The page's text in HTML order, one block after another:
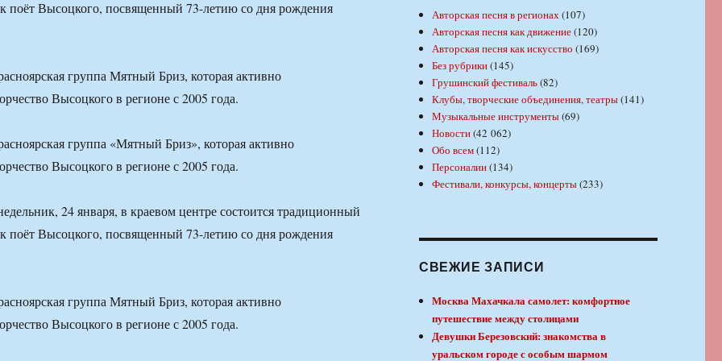
поёт Высоцкого, посвященный 73-летию со дня рождения
группа Мятный Бриз, которая активно
Высоцкого в регионе с 2005 года.
группа «Мятный Бриз», которая активно
Высоцкого в регионе с 2005 года.
24 января, в краевом центре состоится традиционный
поёт Высоцкого, посвященный 73-летию со дня рождения
группа Мятный Бриз, которая активно
Высоцкого в регионе с 2005 года.
Авторская песня в регионах(107)
Авторская песня как движение(120)
Авторская песня как искусство (169)
Без рубрики(145)
Грушинский фестиваль(82)
Клубы, творческие объединения, театры(141)
Музыкальные инструменты(69)
Новости(42 062)
Обо всем(112)
Персоналии(134)
Фестивали, конкурсы, концерты(233)
СВЕЖИЕ ЗАПИСИ
Москва Махачкала самолет: комфортное
путешествие между столицами
Девушки Березовский: знакомства в
уральском городе с особым шармом